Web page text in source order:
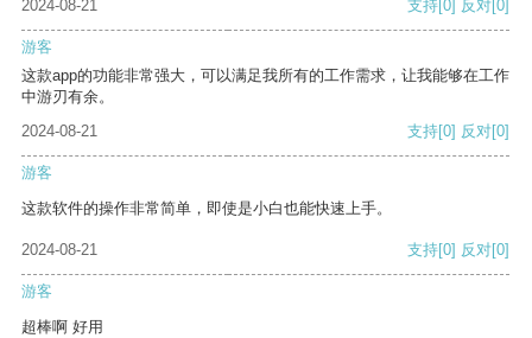
2024-08-21 支持 [0] 反对 [0]
游客
这款app的功能非常强大，可以满足我所有的工作需求，让我能够在工作
中游刃有余。
2024-08-21
支持[0] 反对[0]
游客
这款软件的操作非常简单，即使是小白也能快速上手。
2024-08-21 支持[0] 反对[0]
游客
超棒啊 好用